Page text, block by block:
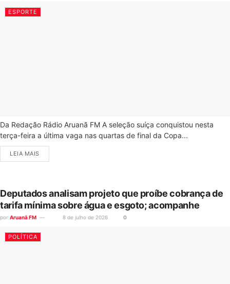
ESPORTE
Da Redação Rádio Aruanã FM A seleção suíça conquistou nesta
terça-feira a última vaga nas quartas de final da Copa...
LEIA MAIS
Deputados analisam projeto que proíbe cobrança de
tarifa mínima sobre água e esgoto; acompanhe
por Aruanã FM 8 de julho de 2026 0
POLÍTICA